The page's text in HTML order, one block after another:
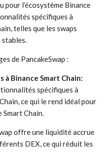
pour l’écosystème Binance
spécifiques à
telles que les swaps
de PancakeSwap :
Binance Smart Chain:
spécifiques à
ce qui le rend idéal pour
Smart Chain.
offre une liquidité accrue
DEX, ce qui réduit les